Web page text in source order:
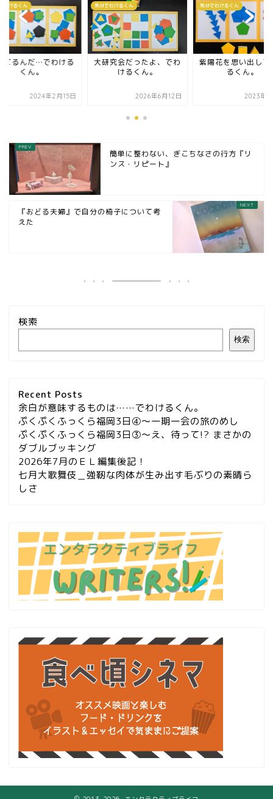
わけるくん
てるんだ…でわける
くん。
2024年2月15日
気分でわけるくん
大研究会だったよ、でわ
けるくん。
2026年6月12日
気分でわけるくん
紫陽花を思い出して
るくん。
2023年6
簡単に整わない、ぎこちなさの行方『リ
ンス・リピート』
『おどる夫婦』で自分の椅子について考
えた
検索
検索
Recent Posts
余白が意味するものは……でわけるくん。
ぷくぷくふっくら福岡3日④～一期一会の旅のめし
ぷくぷくふっくら福岡3日③～え、待って!? まさかの
ダブルブッキング
2026年7月のＥＬ編集後記！
七月大歌舞伎＿強靭な肉体が生み出す毛ぶりの素晴ら
しさ